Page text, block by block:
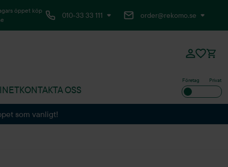
öppet köp
010-33 33 111 order@rekomo.se
KONTAKTA OSS
Företag Privat
som vanligt!